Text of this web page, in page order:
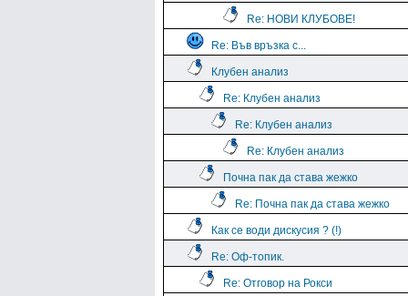
Re: НОВИ КЛУБОВЕ!
Re: Във връзка с...
Клубен анализ
Re: Клубен анализ
Re: Клубен анализ
Re: Клубен анализ
Почна пак да става жежко
Re: Почна пак да става жежко
Как се води дискусия ? (!)
Re: Оф-топик.
Re: Отговор на Рокси